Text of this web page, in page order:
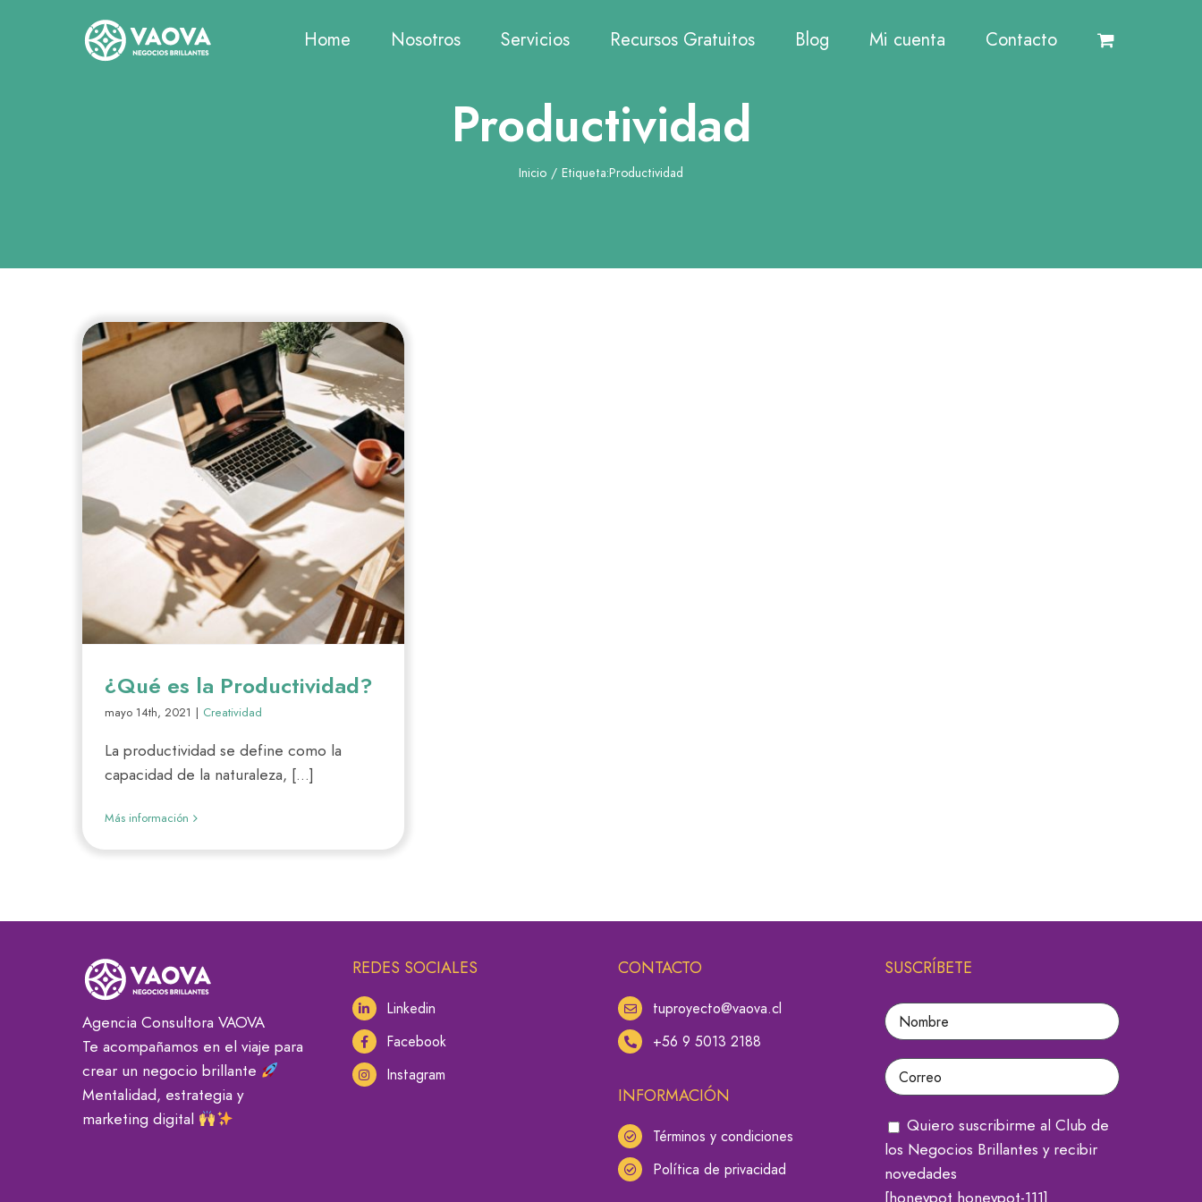
Home Nosotros Servicios Recursos Gratuitos Blog Mi cuenta Contacto
Productividad
Inicio / Etiqueta:Productividad
¿Qué es la Productividad?
mayo 14th, 2021 | Creatividad
La productividad se define como la
capacidad de la naturaleza, [...]
Más información
Agencia Consultora VAOVA
Te acompañamos en el viaje para
crear un negocio brillante
Mentalidad, estrategia y
marketing digital
REDES SOCIALES
Linkedin
Facebook
Instagram
CONTACTO
tuproyecto@vaova.cl
+56 9 5013 2188
INFORMACIÓN
Términos y condiciones
Política de privacidad
SUSCRÍBETE
Quiero suscribirme al Club de
los Negocios Brillantes y recibir
novedades
[honeypot honeypot-111]